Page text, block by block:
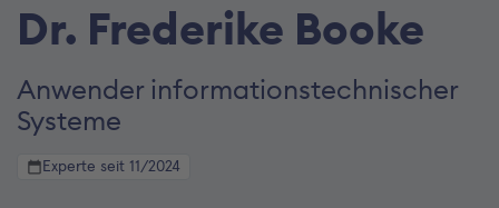
Dr. Frederike Booke
Anwender informationstechnischer
Systeme
Experte seit 11/2024